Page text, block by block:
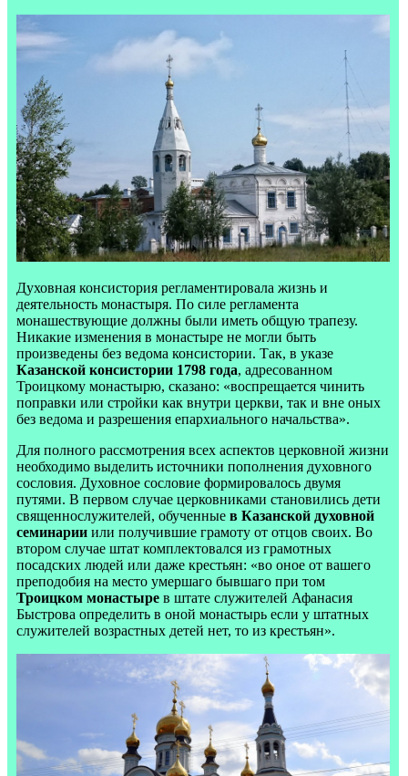
Духовная консистория регламентировала жизнь и
деятельность монастыря. По силе регламента
монашествующие должны были иметь общую трапезу.
Никакие изменения в монастыре не могли быть
произведены без ведома консистории. Так, в указе
Казанской консистории 1798 года, адресованном
Троицкому монастырю, сказано: «воспрещается чинить
поправки или стройки как внутри церкви, так и вне оных
без ведома и разрешения епархиального начальства».
Для полного рассмотрения всех аспектов церковной жизни
необходимо выделить источники пополнения духовного
сословия. Духовное сословие формировалось двумя
путями. В первом случае церковниками становились дети
священнослужителей, обученные в Казанской духовной
семинарии или получившие грамоту от отцов своих. Во
втором случае штат комплектовался из грамотных
посадских людей или даже крестьян: «во оное от вашего
преподобия на место умершаго бывшаго при том
Троицком монастыре в штате служителей Афанасия
Быстрова определить в оной монастырь если у штатных
служителей возрастных детей нет, то из крестьян».